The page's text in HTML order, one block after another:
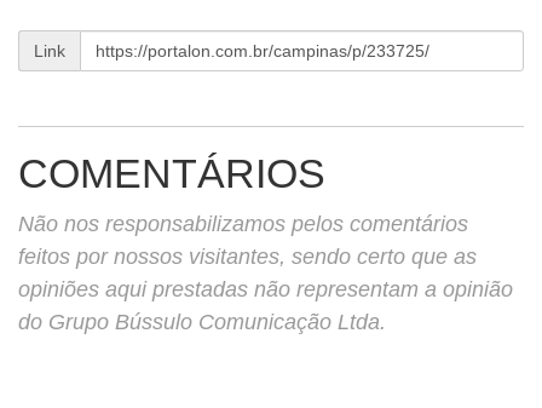
Link
COMENTÁRIOS
Não nos responsabilizamos pelos comentários
feitos por nossos visitantes, sendo certo que as
opiniões aqui prestadas não representam a opinião
do Grupo Bússulo Comunicação Ltda.